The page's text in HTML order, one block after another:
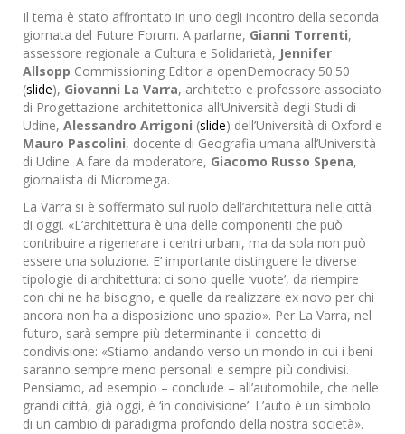
Il tema è stato affrontato in uno degli incontro della seconda
giornata del Future Forum. A parlarne, Gianni Torrenti,
assessore regionale a Cultura e Solidarietà, Jennifer
Allsopp Commissioning Editor a openDemocracy 50.50
(slide), Giovanni La Varra, architetto e professore associato
di Progettazione architettonica all’Università degli Studi di
Udine, Alessandro Arrigoni (slide) dell’Università di Oxford e
Mauro Pascolini, docente di Geografia umana all’Università
di Udine. A fare da moderatore, Giacomo Russo Spena,
giornalista di Micromega.
La Varra si è soffermato sul ruolo dell’architettura nelle città
di oggi. «L’architettura è una delle componenti che può
contribuire a rigenerare i centri urbani, ma da sola non può
essere una soluzione. E’ importante distinguere le diverse
tipologie di architettura: ci sono quelle ‘vuote’, da riempire
con chi ne ha bisogno, e quelle da realizzare ex novo per chi
ancora non ha a disposizione uno spazio». Per La Varra, nel
futuro, sarà sempre più determinante il concetto di
condivisione: «Stiamo andando verso un mondo in cui i beni
saranno sempre meno personali e sempre più condivisi.
Pensiamo, ad esempio – conclude – all’automobile, che nelle
grandi città, già oggi, è ‘in condivisione’. L’auto è un simbolo
di un cambio di paradigma profondo della nostra società».